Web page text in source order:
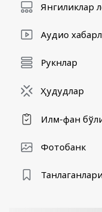
Янгиликлар
Аудио
Рукнлар
Ҳудудлар
Илм-фан
Фотобанк